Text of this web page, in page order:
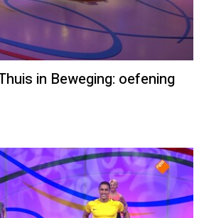
in Beweging: oefening